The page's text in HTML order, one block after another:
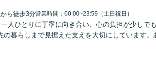
から徒歩3分営業時間：00:00~23:59（土日祝日）
人ひとりに丁寧に向き合い、心の負担が少しで
の暮らしまで見据えた支えを大切にしています